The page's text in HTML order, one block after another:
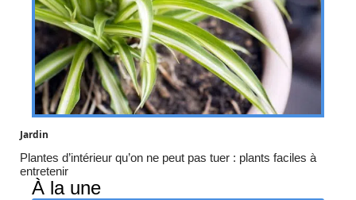
Jardin
Plantes d’intérieur qu’on ne peut pas tuer : plants faciles à
entretenir
À la une